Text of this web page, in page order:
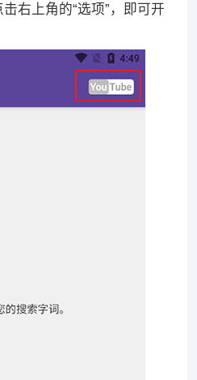
右上角的“选项”，即可开